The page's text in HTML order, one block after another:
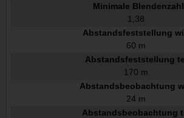
Minimale
1,38
Abstandsfeststellung
60 m
Abstandsfeststellung
170 m
Abstandsbeobachtung
24 m
Abstandsbeobachtung